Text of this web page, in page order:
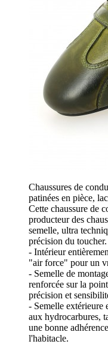
Chaussures de
patinées en pièce,
Cette chaussure de
producteur des
semelle, ultra
précision du toucher.
- Intérieur
"air force" pour un
- Semelle de
renforcée sur la
précision et
- Semelle extérieure
aux hydrocarbures,
une bonne
l'habitacle.